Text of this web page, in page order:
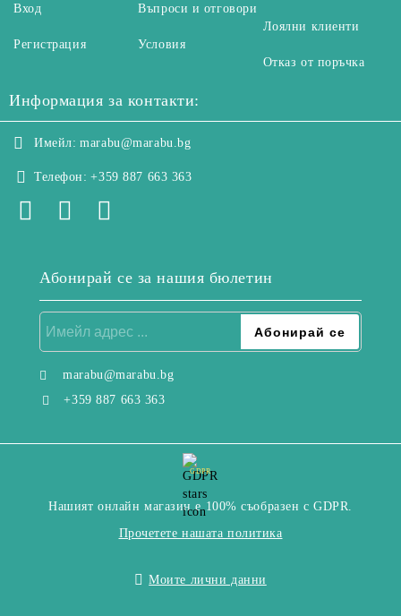
Вход
Регистрация
Въпроси и отговори
Условия
Лоялни клиенти
Отказ от поръчка
Информация за контакти:
Имейл: marabu@marabu.bg
Телефон: +359 887 663 363
Абонирай се за нашия бюлетин
marabu@marabu.bg
+359 887 663 363
GDPR
Нашият онлайн магазин е 100% съобразен с GDPR.
Прочетете нашата политика
Моите лични данни